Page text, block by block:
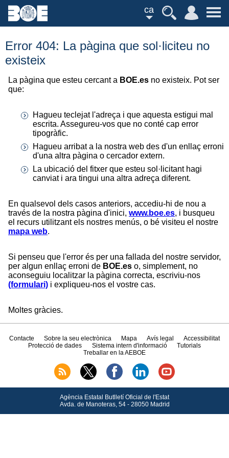
ca
Error 404: La pàgina que sol·liciteu no
existeix
La pàgina que esteu cercant a BOE.es no existeix. Pot ser
que:
Hagueu teclejat l'adreça i que aquesta estigui mal
escrita. Assegureu-vos que no conté cap error
tipogràfic.
Hagueu arribat a la nostra web des d'un enllaç erroni
d'una altra pàgina o cercador extern.
La ubicació del fitxer que esteu sol·licitant hagi
canviat i ara tingui una altra adreça diferent.
En qualsevol dels casos anteriors, accediu-hi de nou a
través de la nostra pàgina d'inici, www.boe.es, i busqueu
el recurs utilitzant els nostres menús, o bé visiteu el nostre
mapa web.
Si penseu que l'error és per una fallada del nostre servidor,
per algun enllaç erroni de BOE.es o, simplement, no
aconseguiu localitzar la pàgina correcta, escriviu-nos
(formulari) i expliqueu-nos el vostre cas.
Moltes gràcies.
Contacte Sobre la seu electrònica Mapa Avís legal
Accessibilitat
Protecció de dades
Sistema intern d'informació
Tutorials
Treballar en la AEBOE
Agència Estatal Butlletí Oficial de l'Estat
Avda.de Manoteras, 54 - 28050 Madrid